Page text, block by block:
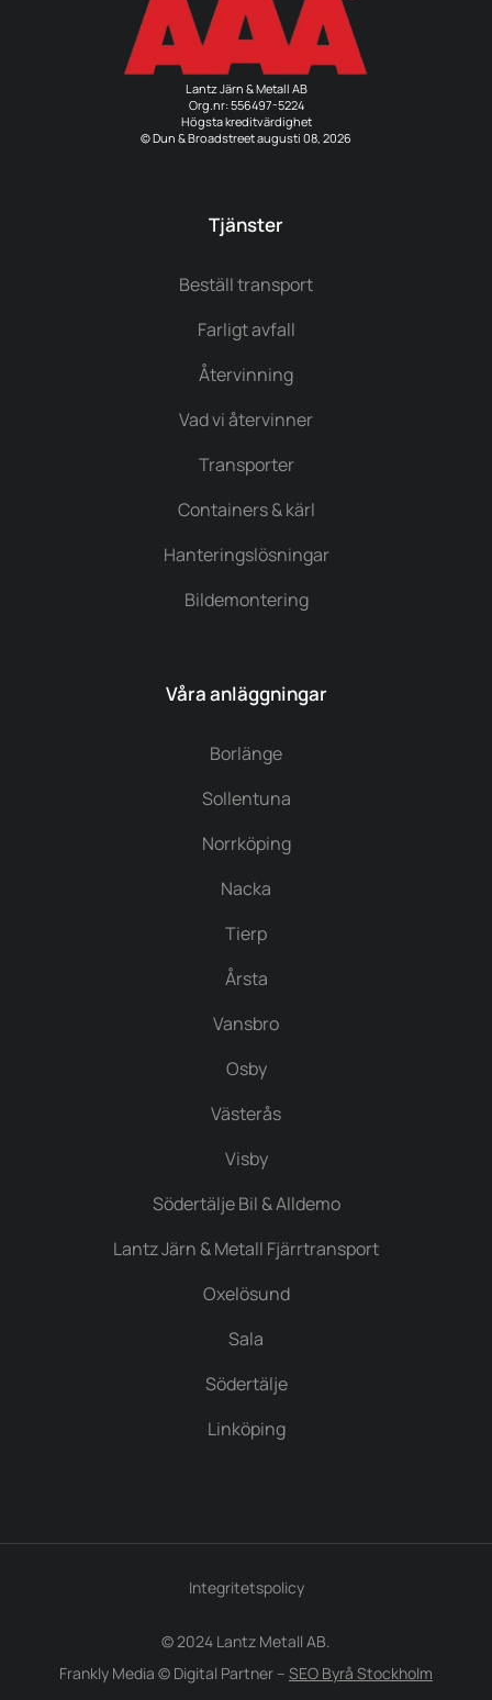
Lantz Järn & Metall AB
Org.nr: 556497-5224
Högsta kreditvärdighet
© Dun & Broadstreet augusti 08, 2026
Tjänster
Beställ transport
Farligt avfall
Återvinning
Vad vi återvinner
Transporter
Containers & kärl
Hanteringslösningar
Bildemontering
Våra anläggningar
Borlänge
Sollentuna
Norrköping
Nacka
Tierp
Årsta
Vansbro
Osby
Västerås
Visby
Södertälje Bil & Alldemo
Lantz Järn & Metall Fjärrtransport
Oxelösund
Sala
Södertälje
Linköping
© 2024 Lantz Metall AB.
Frankly Media © Digital Partner – SEO Byrå Stockholm
Integritetspolicy